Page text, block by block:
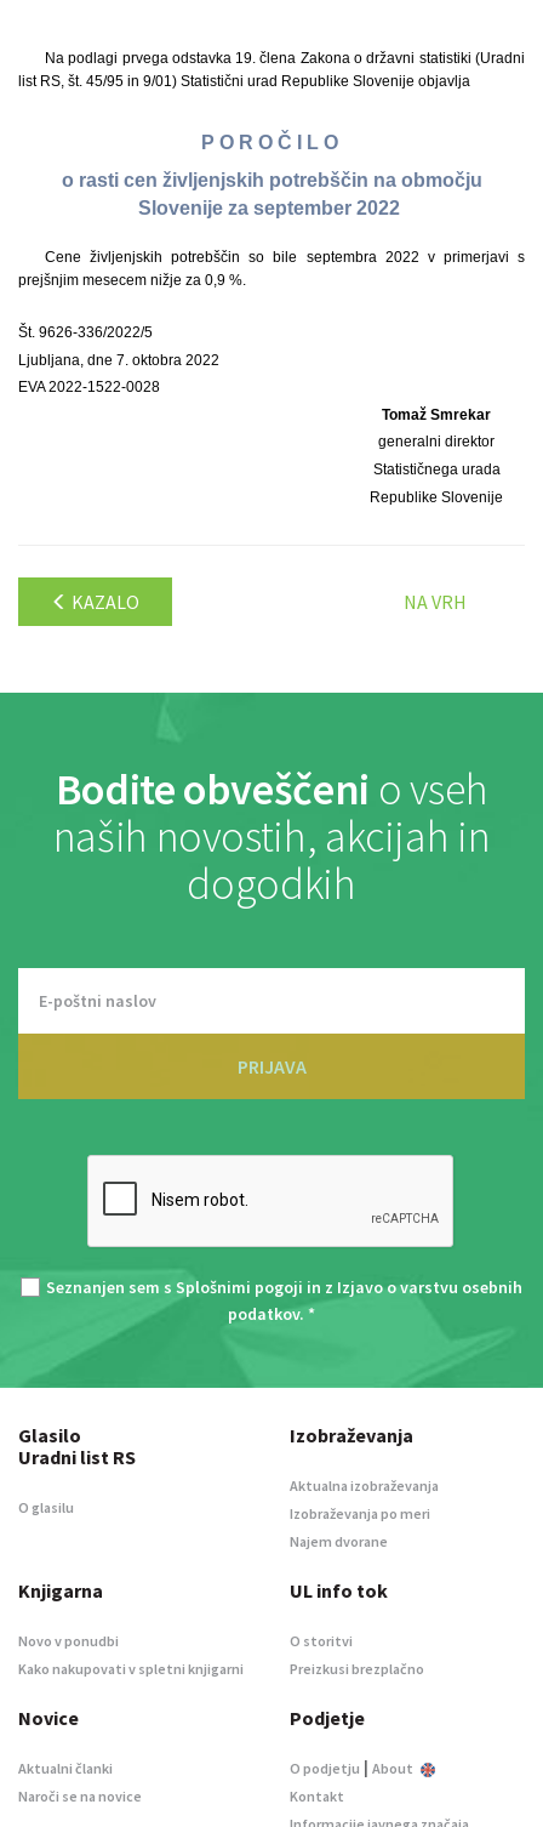
Na podlagi prvega odstavka 19. člena Zakona o državni statistiki (Uradni
list RS, št. 45/95 in 9/01) Statistični urad Republike Slovenije objavlja
P O R O Č I L O
o rasti cen življenjskih potrebščin na območju
Slovenije za september 2022
Cene življenjskih potrebščin so bile septembra 2022 v primerjavi s
prejšnjim mesecem nižje za 0,9 %.
Št. 9626-336/2022/5
Ljubljana, dne 7. oktobra 2022
EVA 2022-1522-0028
Tomaž Smrekar
generalni direktor
Statističnega urada
Republike Slovenije
KAZALO NA VRH
Bodite obveščeni o vseh
naših novostih, akcijah in
dogodkih
PRIJAVA
Seznanjen sem s Splošnimi pogoji in z Izjavo o varstvu osebnih
podatkov. *
Glasilo
Uradni list RS
O glasilu
Izobraževanja
Aktualna izobraževanja
Izobraževanja po meri
Najem dvorane
Knjigarna
Novo v ponudbi
Kako nakupovati v spletni knjigarni
UL info tok
O storitvi
Preizkusi brezplačno
Novice
Aktualni članki
Naroči se na novice
Podjetje
O podjetju | About
Kontakt